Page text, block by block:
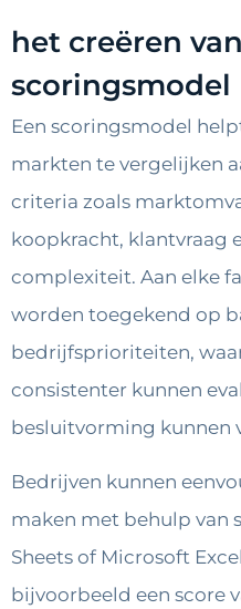
het creëren
scoringsmodel
Een scoringsmodel
markten te vergelijken
criteria zoals
koopkracht, klantvraag
complexiteit. Aan elke
worden toegekend op
bedrijfsprioriteiten,
consistenter kunnen
besluitvorming kunnen
Bedrijven kunnen
maken met behulp van
Sheets of Microsoft
bijvoorbeeld een score